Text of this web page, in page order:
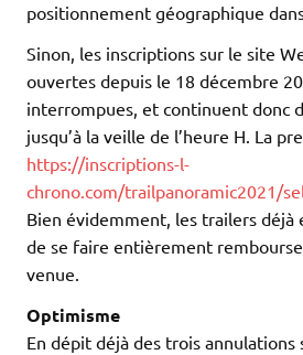
positionnement géographique
Sinon, les inscriptions sur le site
ouvertes depuis le 18 décembre
interrompues, et continuent donc
jusqu’à la veille de l’heure H. La
https://inscriptions-l-
chrono.com/trailpanoramic2021/
Bien évidemment, les trailers déjà
de se faire entièrement
venue.
Optimisme
En dépit déjà des trois annulations